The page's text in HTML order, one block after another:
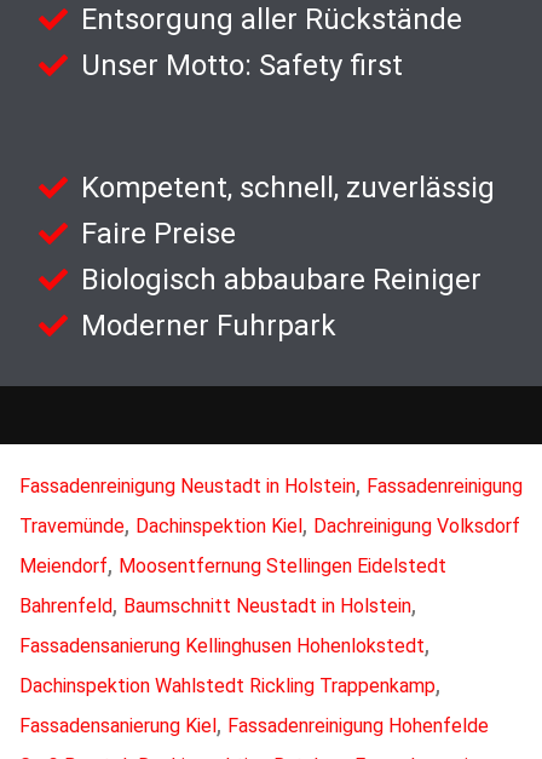
Entsorgung aller Rückstände
Unser Motto: Safety first
Kompetent, schnell, zuverlässig
Faire Preise
Biologisch abbaubare Reiniger
Moderner Fuhrpark
Fassadenreinigung Neustadt in Holstein, Fassadenreinigung
Travemünde, Dachinspektion Kiel, Dachreinigung Volksdorf
Meiendorf, Moosentfernung Stellingen Eidelstedt
Bahrenfeld, Baumschnitt Neustadt in Holstein,
Fassadensanierung Kellinghusen Hohenlokstedt,
Dachinspektion Wahlstedt Rickling Trappenkamp,
Fassadensanierung Kiel, Fassadenreinigung Hohenfelde